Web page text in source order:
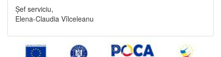
Șef serviciu,
Elena-Claudia Vîlceleanu